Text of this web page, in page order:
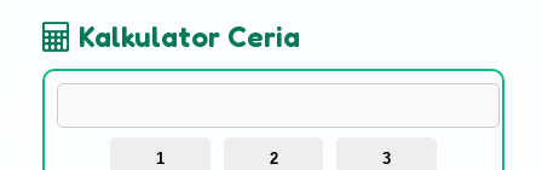
Kalkulator Ceria
1 2 3